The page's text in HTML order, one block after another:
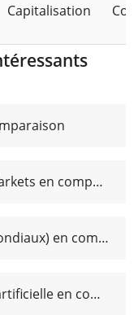
Capitalisation
ETF MSCI Emerging Markets en comparaison
ETF de dividendes (mondiaux) en comparaison
ETF sur l'intelligence artificielle en comparaison